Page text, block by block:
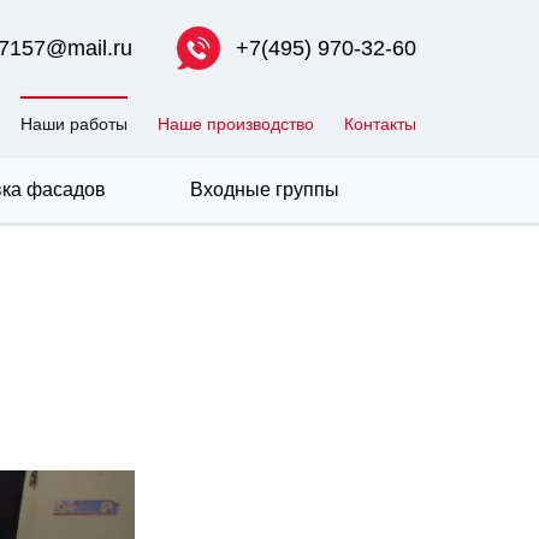
+7(495) 970-32-60
Наши работы Наше производство Контакты
фасадов Входные группы